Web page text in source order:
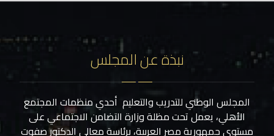
نبذة عن المجلس
المجلس الوطني للتدريب والتعليم أحدي منظمات المجتمع
الأهلي، يعمل تحت مظلة وزارة التضامن الاجتماعي على
مستوي جمهورية مصر العربية، برئاسة معالي الدكتور صفوت